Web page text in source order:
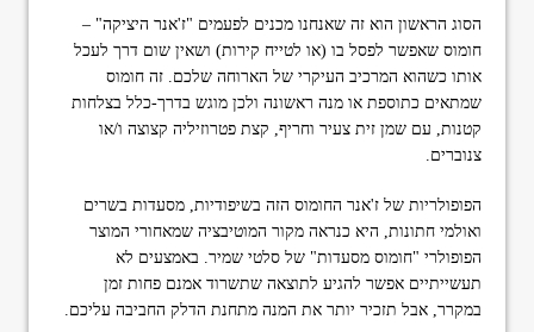
הסוג הראשון הוא זה שאנחנו מכנים לפעמים "ז'אנר היציקה" –
חומוס שאפשר לפסל בו (או לטייח קירות) ושאין שום דרך לעכל
אותו כשהוא המרכיב העיקרי של הארוחה שלכם. זה חומוס
שמתאים כתוספת או מנה ראשונה ולכן מוגש בדרך-כלל בצלחות
קטנות, עם שמן זית צעיר וחריף, קצת פטרוזיליה קצוצה ו/או
צנוברים.
הפופולריות של ז'אנר החומוס הזה בשיפודיות, מסעדות בשרים
ואולמי חתונות, היא כנראה מקור המוטיבציה שמאחורי המוצר
הפופולרי "חומוס מסעדות" של סלטי שמיר. באמצעים לא
תעשייתיים אפשר להגיע לתוצאה שתשרוד אמנם פחות זמן
במקרר, אבל תזכיר יותר את המנה מתחנת הדלק החביבה עליכם.